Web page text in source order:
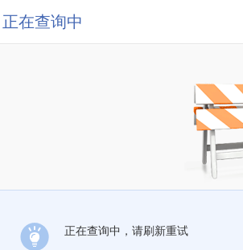
正在查询中
正在查询中，请刷新重试